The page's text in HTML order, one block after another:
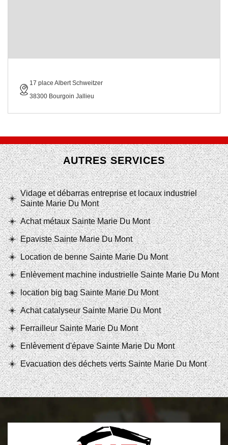
17 place Albert Schweitzer
38300 Bourgoin Jallieu
AUTRES SERVICES
Vidage et débarras entreprise et locaux industriel
Sainte Marie Du Mont
Achat métaux Sainte Marie Du Mont
Epaviste Sainte Marie Du Mont
Location de benne Sainte Marie Du Mont
Enlèvement machine industrielle Sainte Marie Du Mont
location big bag Sainte Marie Du Mont
Achat catalyseur Sainte Marie Du Mont
Ferrailleur Sainte Marie Du Mont
Enlèvement d'épave Sainte Marie Du Mont
Evacuation des déchets verts Sainte Marie Du Mont